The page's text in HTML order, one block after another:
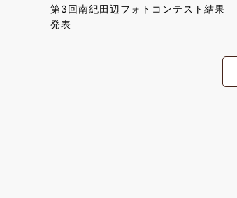
第3回南紀田辺フォトコンテスト結果
発表